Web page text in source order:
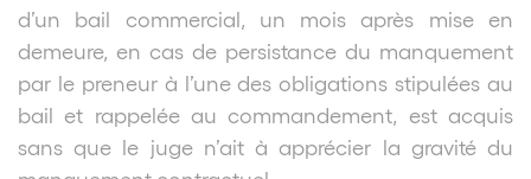
d’un bail commercial, un mois après mise en
demeure, en cas de persistance du manquement
par le preneur à l’une des obligations stipulées au
bail et rappelée au commandement, est acquis
sans que le juge n’ait à apprécier la gravité du